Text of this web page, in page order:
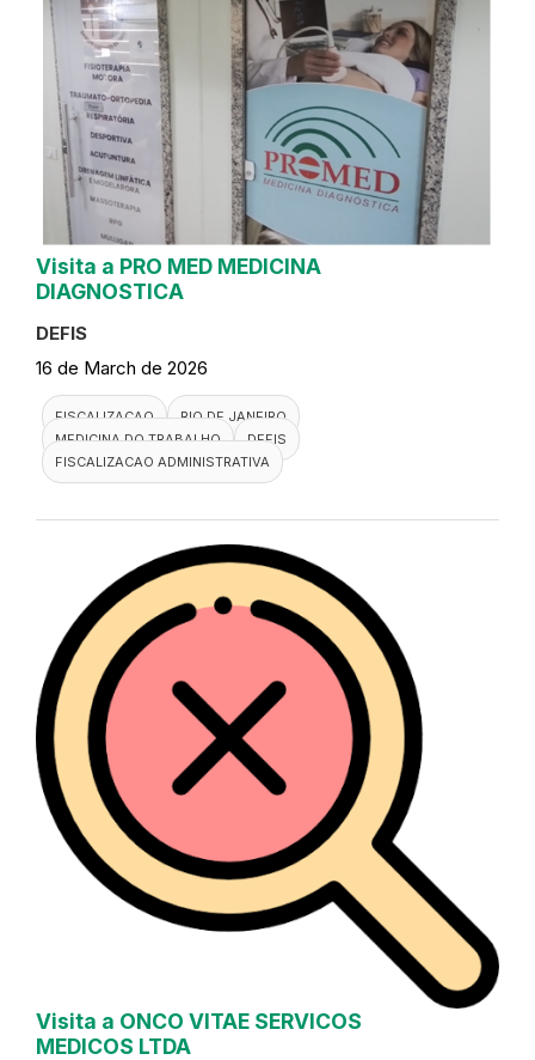
Visita a PRO MED MEDICINA
DIAGNOSTICA
DEFIS
16 de March de 2026
FISCALIZACAO
RIO DE JANEIRO
MEDICINA DO TRABALHO
DEFIS
FISCALIZACAO ADMINISTRATIVA
Visita a ONCO VITAE SERVICOS
MEDICOS LTDA